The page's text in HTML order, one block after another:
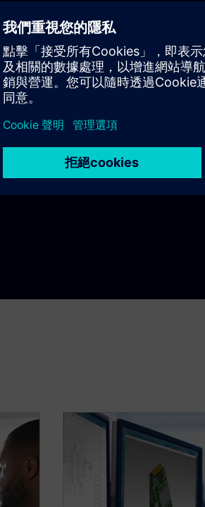
到 Xpedition？
檢查每個舊式設計或中斷活動程序。
您將現有的設計和程式庫整合到
過渡變得簡單而有效率。一旦您開始
加速並最大限度地提高生產力。
移動設計和資料庫。